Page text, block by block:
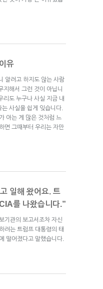
유
알려고 하지도 않는 사람
지해서 그런 것이 아닙니
리도 누구나 사실 지금 내
사실을 쉽게 잊습니다.
아는 게 많은 것처럼 느
면 그때부터 우리는 자만
일해 왔어요. 트
를 나왔습니다.”
기관의 보고서조차 자신
려는 트럼프 대통령의 태
떨어졌다고 말했습니다.